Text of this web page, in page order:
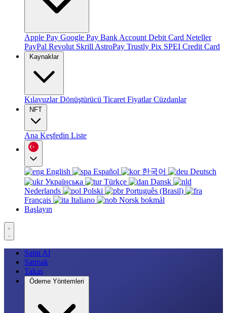
Apple Pay Google Pay Bank Account Debit Card Neteller
PayPal Revolut Skrill AstroPay Trustly Pix SPEI Credit Card
Kaynaklar
KılavuzlarDönüştürücü Ticaret FiyatlarCüzdanlar
NFT
Ana Keşfedin Liste
English Español 한국어
Deutsch
Українська
Türkçe
Dansk
Nederlands
Polski
Português (Brasil)
Français
Italiano
Norsk bokmål
Başlayın
Satın Al
Satmak
Takas
Ödeme Yöntemleri